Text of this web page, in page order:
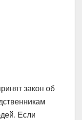
закон об
Если